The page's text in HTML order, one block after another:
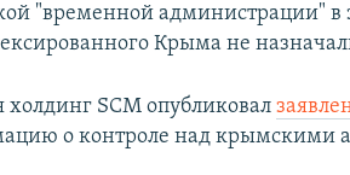
"временной администрации" в
Крыма не
холдинг SCM опубликовал
о контроле над крымскими